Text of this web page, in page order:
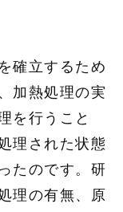
確立するため
加熱処理の実
を行うこと
理された状態
たのです。研
理の有無、原